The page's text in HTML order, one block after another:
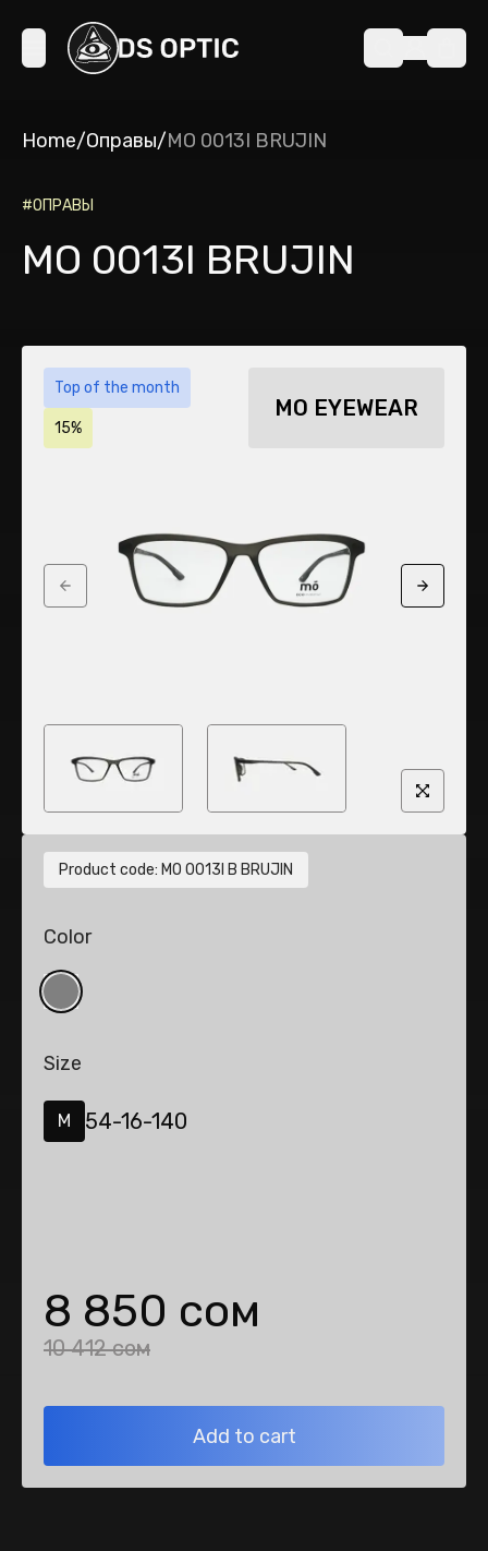
Home/Оправы/MO 0013I BRUJIN
#ОПРАВЫ
MO 0013I BRUJIN
Top of the month
15%
MO EYEWEAR
Previous slide Next
Product code: MO 0013I B BRUJIN
Color
Size
M 54-16-140
8 850 сом
10 412 сом
Add to cart